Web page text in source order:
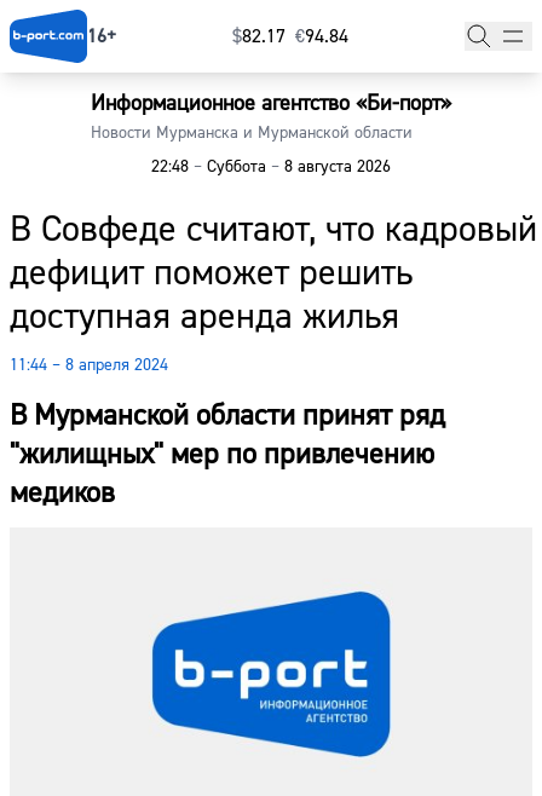
16+ $⁠82.17 €⁠94.84
Информационное агентство «Би-порт»
Новости Мурманска и Мурманской области
22:48 – Суббота – 8 августа 2026
В Совфеде считают, что кадровый
дефицит поможет решить
доступная аренда жилья
11:44 – 8 апреля 2024
В Мурманской области принят ряд
"жилищных" мер по привлечению
медиков
Главная
Наши гости
Фоторепортажи
Погода
Курсы валют